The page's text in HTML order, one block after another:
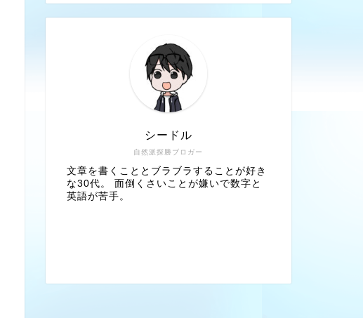
自然派探勝ブロガー
シードル
文章を書くこととブラブラすることが好き
な30代。 面倒くさいことが嫌いで数字と
英語が苦手。